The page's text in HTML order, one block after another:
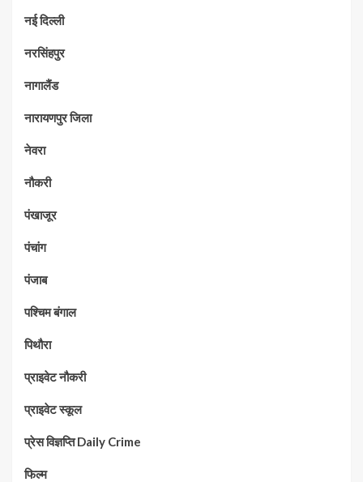
नई दिल्ली
नरसिंहपुर
नागालैंड
नारायणपुर जिला
नेवरा
नौकरी
पंखाजूर
पंचांग
पंजाब
पश्चिम बंगाल
पिथौरा
प्राइवेट नौकरी
प्राइवेट स्कूल
प्रेस विज्ञप्ति Daily Crime
फिल्म